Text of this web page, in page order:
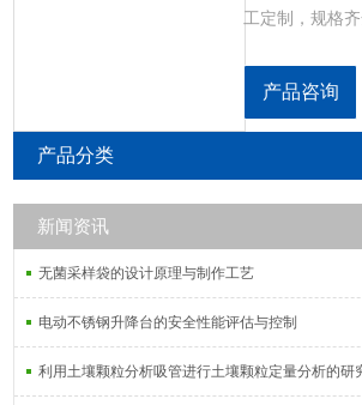
工定制，规格
具配套、作导
途广泛的通用
于实验室等化
产品咨询
产品分类
新闻资讯
无菌采样袋的设计原理与制作工艺
电动不锈钢升降台的安全性能评估与控制
利用土壤颗粒分析吸管进行土壤颗粒定量分析的研